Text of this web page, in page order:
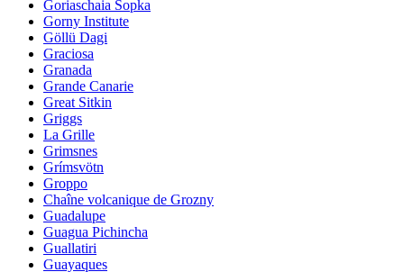
Goriaschaia Sopka
Gorny Institute
Göllü Dagi
Graciosa
Granada
Grande Canarie
Great Sitkin
Griggs
La Grille
Grimsnes
Grímsvötn
Groppo
Chaîne volcanique de Grozny
Guadalupe
Guagua Pichincha
Guallatiri
Guayaques